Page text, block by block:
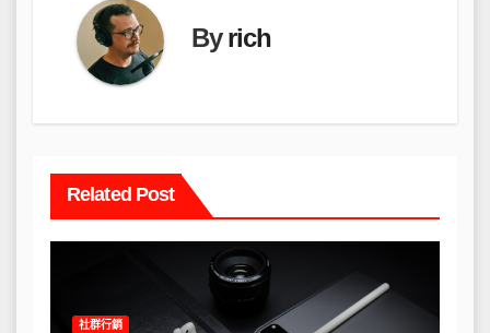
Byrich
Related Post
社群行銷